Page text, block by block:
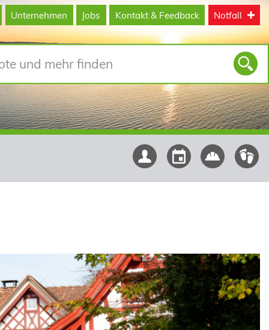
Unternehmen Jobs Kontakt & Feedback Notfall